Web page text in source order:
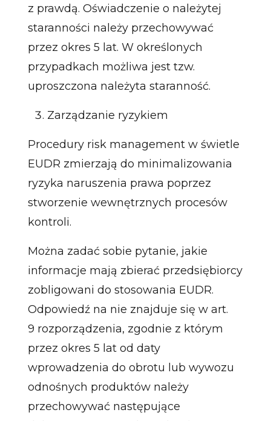
z prawdą. Oświadczenie o należytej
staranności należy przechowywać
przez okres 5 lat. W określonych
przypadkach możliwa jest tzw.
uproszczona należyta staranność.
Zarządzanie ryzykiem
Procedury risk management w świetle
EUDR zmierzają do minimalizowania
ryzyka naruszenia prawa poprzez
stworzenie wewnętrznych procesów
kontroli.
Można zadać sobie pytanie, jakie
informacje mają zbierać przedsiębiorcy
zobligowani do stosowania EUDR.
Odpowiedź na nie znajduje się w art.
9 rozporządzenia, zgodnie z którym
przez okres 5 lat od daty
wprowadzenia do obrotu lub wywozu
odnośnych produktów należy
przechowywać następujące